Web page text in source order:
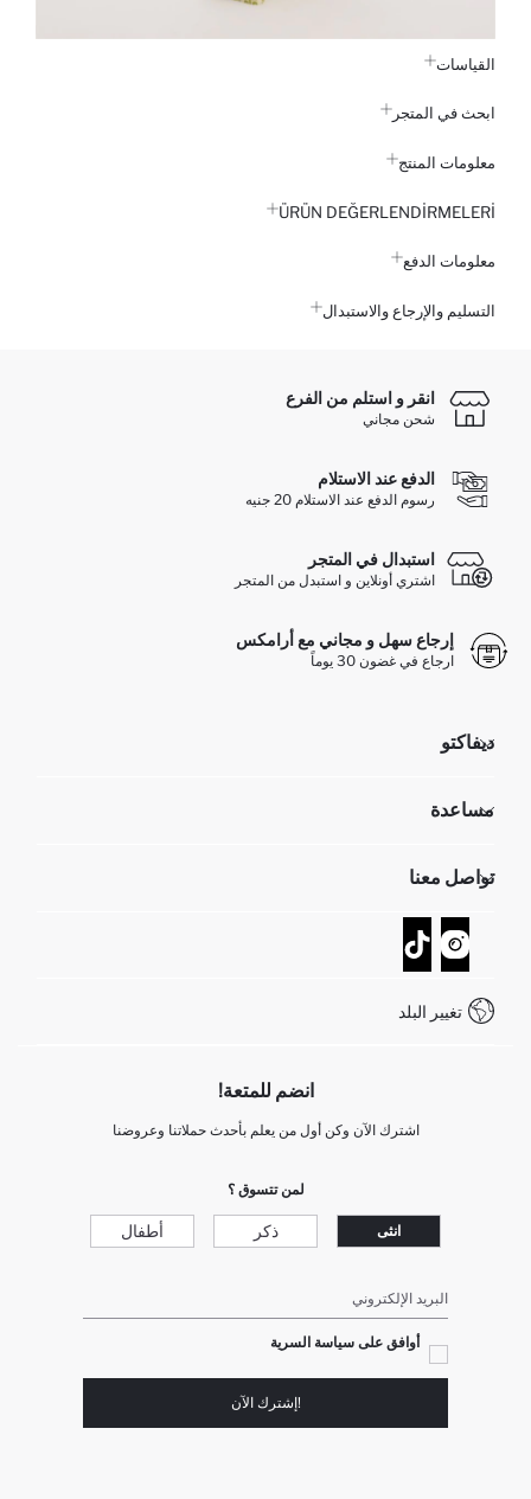
القياسات
ابحث في المتجر
معلومات المنتج
ÜRÜN DEĞERLENDİRMELERİ
معلومات الدفع
التسليم والإرجاع والاستبدال
انقر و استلم من الفرع
شحن مجاني
الدفع عند الاستلام
رسوم الدفع عند الاستلام 20 جنيه
استبدال في المتجر
اشتري أونلاين و استبدل من المتجر
إرجاع سهل و مجاني مع أرامكس
ارجاع في غضون 30 يوماً
ديفاكتو
تعرف علينا
GIFT CLUB
مساعدة
عمليات الارجاع و الاستبدال السهلة
تتبع الشحنة
كيف يمكنك التسوق في ديفاكتو ؟
كيف تدفع في ديفاكتو؟
شروط المنافسة
تواصل معنا
نموذج الاتصال
خدمة العملاء
Call Center 19782
تغيير البلد
انضم للمتعة!
اشترك الآن وكن أول من يعلم بأحدث حملاتنا وعروضنا
لمن تتسوق ؟
انثى ذكر أطفال
البريد الإلكتروني
أوافق على سياسة السرية
!إشترك الآن